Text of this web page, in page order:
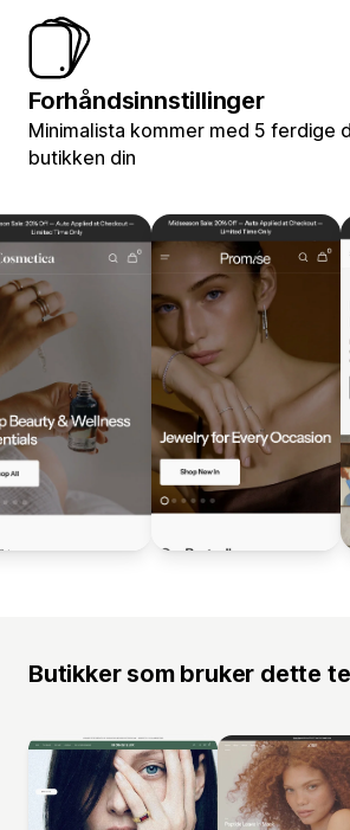
Forhåndsinnstillinger
Minimalista kommer med 5 ferdige
butikken din
Butikker som bruker dette